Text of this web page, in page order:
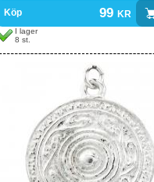
Köp
99 kr
I lager
8 st.